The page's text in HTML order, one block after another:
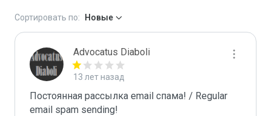
Сортировать по: Новые
Advocatus Diaboli
13 лет назад
Постоянная рассылка email спама! / Regular
email spam sending!